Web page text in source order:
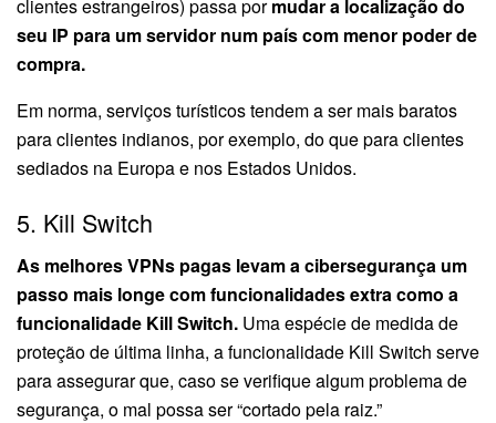
clientes estrangeiros) passa pormudar a localização do
seu IP para um servidor num país com menor poder de
compra.
Em norma, serviços turísticos tendem a ser mais baratos
para clientes indianos, por exemplo, do que para clientes
sediados na Europa e nos Estados Unidos.
5. Kill Switch
As melhores VPNs pagas levam a cibersegurança um
passo mais longe com funcionalidades extra como a
funcionalidade Kill Switch. Uma espécie de medida de
proteção de última linha, a funcionalidade Kill Switch serve
para assegurar que, caso se verifique algum problema de
segurança, o mal possa ser “cortado pela raiz.”